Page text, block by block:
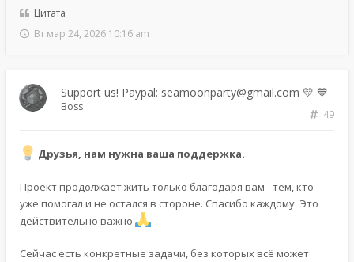
Цитата
Вт мар 24, 2026 10:16 am
Support us! Paypal: seamoonparty@gmail.com 💛 💙
49
Boss
Друзья, нам нужна ваша поддержка.
Проект продолжает жить только благодаря вам - тем, кто
уже помогал и не остался в стороне. Спасибо каждому. Это
действительно важно
Сейчас есть конкретные задачи, без которых всё может